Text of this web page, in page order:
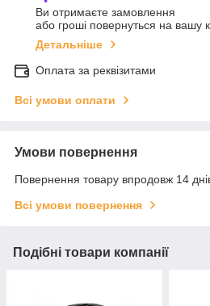
Ви отримаєте замовлення
або гроші повернуться на вашу
Детальніше
Оплата за реквізитами
Всі умови оплати
Умови повернення
Повернення товару впродовж 14
Всі умови повернення
Подібні товари компанії